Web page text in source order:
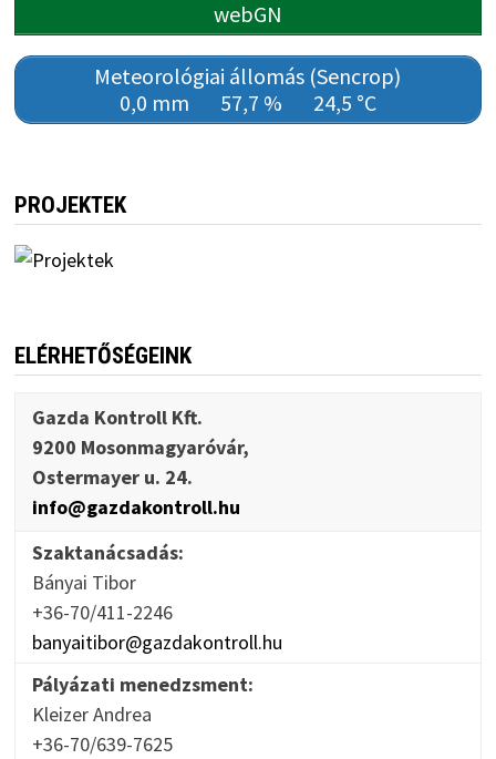
webGN
Meteorológiai állomás (Sencrop)
0,0 mm
57,7 % 24,5 °C
PROJEKTEK
ELÉRHETŐSÉGEINK
Gazda Kontroll Kft.
9200 Mosonmagyaróvár,
Ostermayer u. 24.
info@gazdakontroll.hu
Szaktanácsadás:
Bányai Tibor
+36-70/411-2246
banyaitibor@gazdakontroll.hu
Pályázati menedzsment:
Kleizer Andrea
+36-70/639-7625